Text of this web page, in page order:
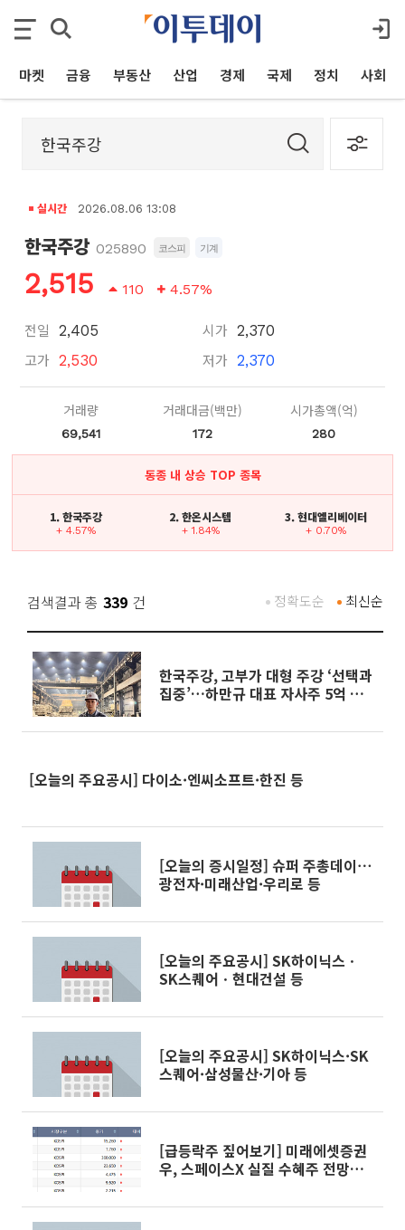
마켓 금융 부동산 산업 경제 국제 정치 사회
실시간 2026.08.06 13:08
한국주강 025890 코스피 기계
2,515 110 4.57%
전일 2,405
고가 2,530
시가 2,370
저가 2,370
거래량
69,541
거래대금(백만)
172
시가총액(억)
280
동종 내 상승 TOP 종목
1. 한국주강
+ 4.57%
2. 한온시스템
+ 1.84%
3. 현대엘리베이터
+ 0.70%
검색결과 총 339 건 최신순
정확도순
한국주강, 고부가 대형 주강 ‘선택과
집중’…하만규 대표 자사주 5억 매
[오늘의 주요공시] 다이소·엔씨소프트·한진 등
[오늘의 증시일정] 슈퍼 주총데이⋯
광전자·미래산업·우리로 등
[오늘의 주요공시] SK하이닉스ㆍ
SK스퀘어ㆍ현대건설 등
[오늘의 주요공시] SK하이닉스·SK
스퀘어·삼성물산·기아 등
[급등락주 짚어보기] 미래에셋증권
우, 스페이스X 실질 수혜주 전망에